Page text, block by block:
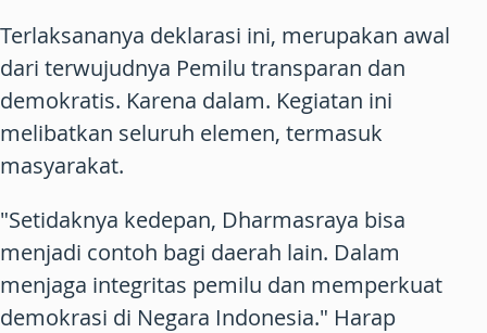
Terlaksananya deklarasi ini, merupakan awal
dari terwujudnya Pemilu transparan dan
demokratis. Karena dalam. Kegiatan ini
melibatkan seluruh elemen, termasuk
masyarakat.
"Setidaknya kedepan, Dharmasraya bisa
menjadi contoh bagi daerah lain. Dalam
menjaga integritas pemilu dan memperkuat
demokrasi di Negara Indonesia." Harap